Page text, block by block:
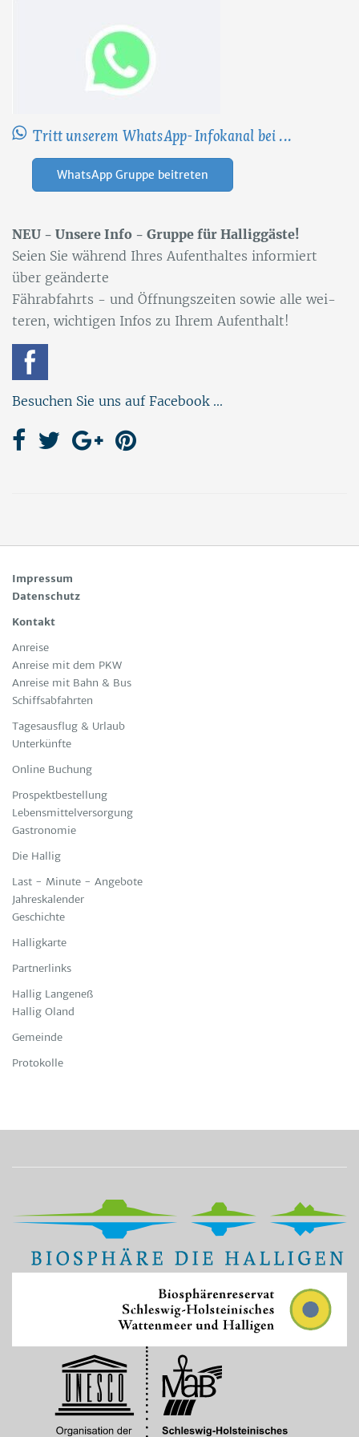
Tritt unserem WhatsApp-Infokanal bei ...
WhatsApp Gruppe beitreten
NEU - Un­se­re Info - Grup­pe für Hal­lig­gäs­te!
Sei­en Sie wäh­rend Ih­res Auf­ent­hal­tes in­for­miert
über ge­än­der­te
Fähr­ab­fahrts - und Öff­nungs­zei­ten so­wie alle wei­
te­ren, wich­ti­gen In­fos zu Ih­rem Auf­ent­halt!
Besuchen Sie uns auf Facebook ...
Impressum
Datenschutz
Kontakt
Anreise
Anreise mit dem PKW
Anreise mit Bahn & Bus
Schiffsabfahrten
Tagesausflug & Urlaub
Unterkünfte
Online Buchung
Prospektbestellung
Lebensmittelversorgung
Gastronomie
Die Hallig
Last - Minute - Angebote
Jahreskalender
Geschichte
Halligkarte
Partnerlinks
Hallig Langeneß
Hallig Oland
Gemeinde
Protokolle